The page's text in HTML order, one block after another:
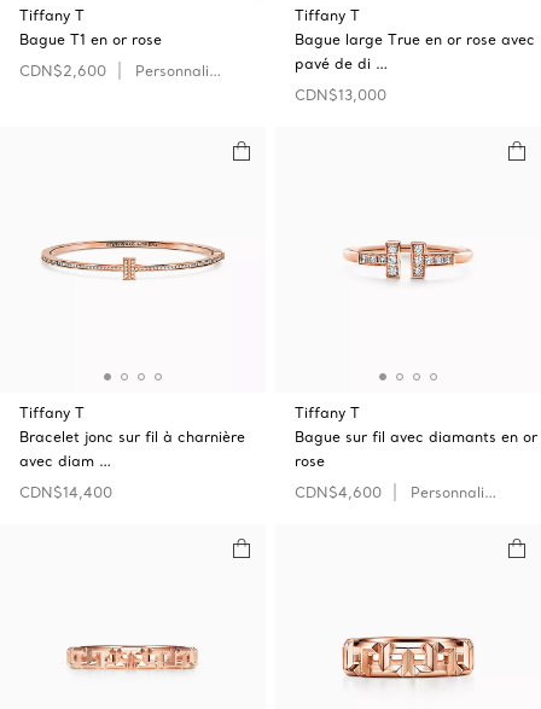
Tiffany T
Bague T1 en or rose
CDN$2,600
Personnaliser
Tiffany T
Bague large True en or rose avec
pavé de di …
CDN$13,000
Tiffany T
Bracelet jonc sur fil à charnière
avec diam …
CDN$14,400
Tiffany T
Bague sur fil avec diamants en or
rose
CDN$4,600
Personnaliser